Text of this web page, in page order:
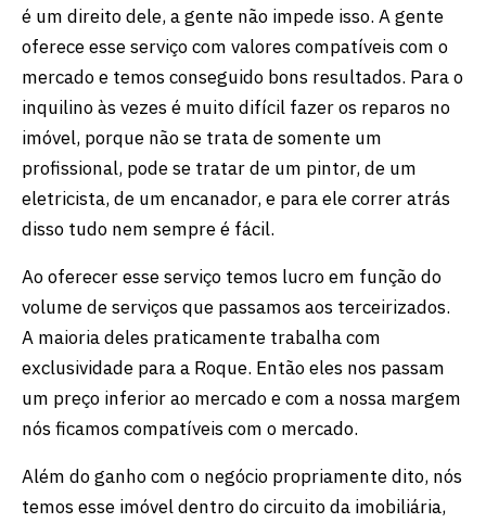
é um direito dele, a gente não impede isso. A gente
oferece esse serviço com valores compatíveis com o
mercado e temos conseguido bons resultados. Para o
inquilino às vezes é muito difícil fazer os reparos no
imóvel, porque não se trata de somente um
profissional, pode se tratar de um pintor, de um
eletricista, de um encanador, e para ele correr atrás
disso tudo nem sempre é fácil.
Ao oferecer esse serviço temos lucro em função do
volume de serviços que passamos aos terceirizados.
A maioria deles praticamente trabalha com
exclusividade para a Roque. Então eles nos passam
um preço inferior ao mercado e com a nossa margem
nós ficamos compatíveis com o mercado.
Além do ganho com o negócio propriamente dito, nós
temos esse imóvel dentro do circuito da imobiliária,